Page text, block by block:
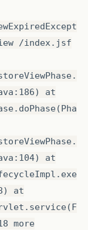
/index.jsf
at
at
at
more